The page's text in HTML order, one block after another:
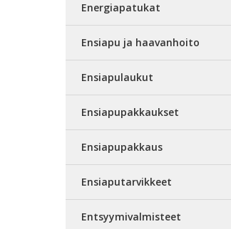
Energiapatukat
Ensiapu ja haavanhoito
Ensiapulaukut
Ensiapupakkaukset
Ensiapupakkaus
Ensiaputarvikkeet
Entsyymivalmisteet